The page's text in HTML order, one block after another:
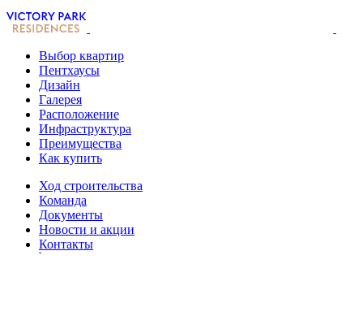
Выбор квартир
Пентхаусы
Дизайн
Галерея
Расположение
Инфраструктура
Преимущества
Как купить
Ход строительства
Команда
Документы
Новости и акции
Контакты